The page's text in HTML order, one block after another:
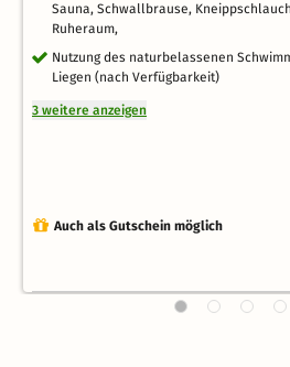
Sauna, Schwallbrause,
Ruheraum,
Nutzung des naturbelassenen
Liegen (nach Verfügbarkeit)
3 weitere anzeigen
Auch als Gutschein möglich